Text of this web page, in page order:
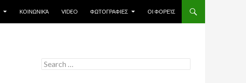
ΚΟΙΝΩΝΙΚΆ VIDEO ΦΩΤΟΓΡΑΦΙΕΣ ΟΙ ΦΟΡΕΊΣ
Search
for: